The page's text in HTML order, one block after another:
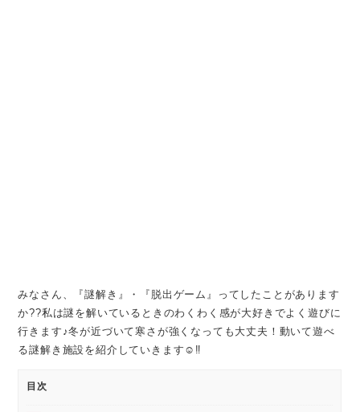
みなさん、『謎解き』・『脱出ゲーム』ってしたことがあります
か??私は謎を解いているときのわくわく感が大好きでよく遊びに
行きます♪冬が近づいて寒さが強くなっても大丈夫！動いて遊べ
る謎解き施設を紹介していきます☺‼
目次